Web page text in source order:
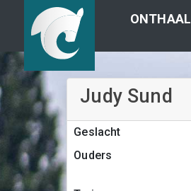
ONTHAAL
Judy Sund
Geslacht
Ouders